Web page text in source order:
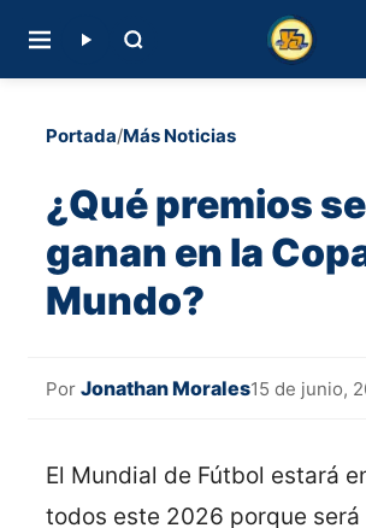
Portada/Más Noticias
¿Qué premios se
ganan en la
Mundo?
Por Jonathan Morales15 de junio,
El Mundial de Fútbol estará
todos este 2026 porque será